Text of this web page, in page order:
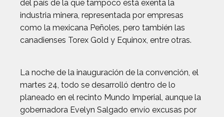
del país de la que tampoco está exenta la
industria minera, representada por empresas
como la mexicana Peñoles, pero también las
canadienses Torex Gold y Equinox, entre otras.
La noche de la inauguración de la convención, el
martes 24, todo se desarrolló dentro de lo
planeado en el recinto Mundo Imperial, aunque la
gobernadora Evelyn Salgado envío excusas por